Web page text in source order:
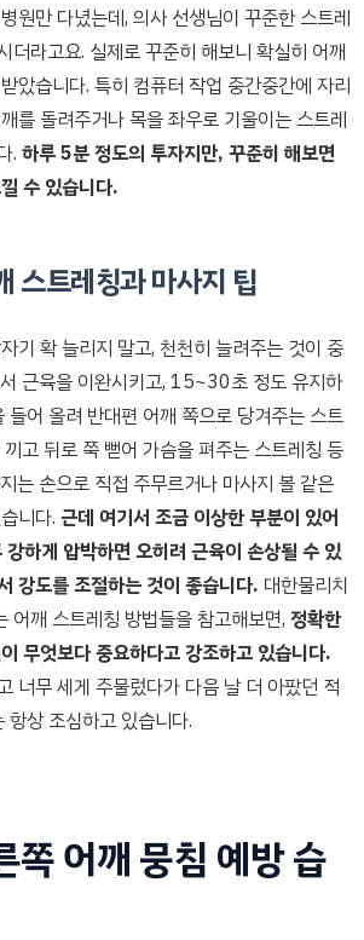
원만 다녔는데, 의사 선생님이 꾸준한 스트레
더라고요. 실제로 꾸준히 해보니 확실히 어깨
았습니다. 특히 컴퓨터 작업 중간중간에 자리
를 돌려주거나 목을 좌우로 기울이는 스트레
. 하루 5분 정도의 투자지만, 꾸준히 해보면
수 있습니다.
스트레칭과 마사지 팁
기 확 늘리지 말고, 천천히 늘려주는 것이 중
근육을 이완시키고, 15~30초 정도 유지하
들어 올려 반대편 어깨 쪽으로 당겨주는 스트
고 뒤로 쭉 뻗어 가슴을 펴주는 스트레칭 등
는 손으로 직접 주무르거나 마사지 볼 같은
니다. 근데 여기서 조금 이상한 부분이 있어
하게 압박하면 오히려 근육이 손상될 수 있
강도를 조절하는 것이 좋습니다. 대한물리치
어깨 스트레칭 방법들을 참고해보면, 정확한
무엇보다 중요하다고 강조하고 있습니다.
너무 세게 주물렀다가 다음 날 더 아팠던 적
항상 조심하고 있습니다.
쪽 어깨 뭉침 예방 습